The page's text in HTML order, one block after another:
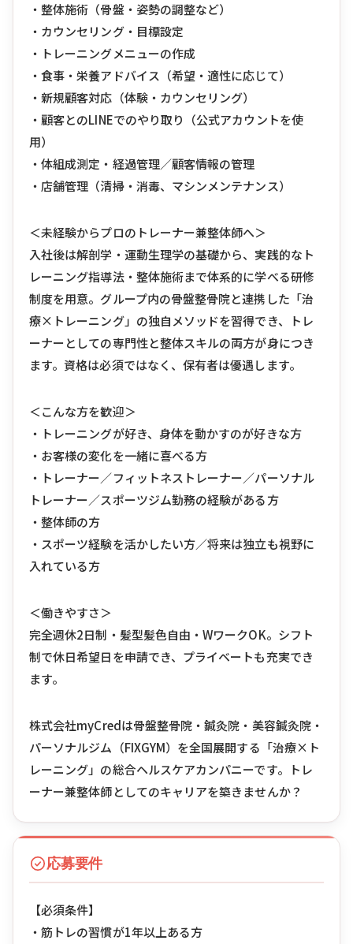
・整体施術（骨盤・姿勢の調整など）
・カウンセリング・目標設定
・トレーニングメニューの作成
・食事・栄養アドバイス（希望・適性に応じて）
・新規顧客対応（体験・カウンセリング）
・顧客とのLINEでのやり取り（公式アカウントを使
用）
・体組成測定・経過管理／顧客情報の管理
・店舗管理（清掃・消毒、マシンメンテナンス）
＜未経験からプロのトレーナー兼整体師へ＞
入社後は解剖学・運動生理学の基礎から、実践的なト
レーニング指導法・整体施術まで体系的に学べる研修
制度を用意。グループ内の骨盤整骨院と連携した「治
療×トレーニング」の独自メソッドを習得でき、トレ
ーナーとしての専門性と整体スキルの両方が身につき
ます。資格は必須ではなく、保有者は優遇します。
＜こんな方を歓迎＞
・トレーニングが好き、身体を動かすのが好きな方
・お客様の変化を一緒に喜べる方
・トレーナー／フィットネストレーナー／パーソナル
トレーナー／スポーツジム勤務の経験がある方
・整体師の方
・スポーツ経験を活かしたい方／将来は独立も視野に
入れている方
＜働きやすさ＞
完全週休2日制・髪型髪色自由・WワークOK。シフト
制で休日希望日を申請でき、プライベートも充実でき
ます。
株式会社myCredは骨盤整骨院・鍼灸院・美容鍼灸院・
パーソナルジム（FIXGYM）を全国展開する「治療×ト
レーニング」の総合ヘルスケアカンパニーです。トレ
ーナー兼整体師としてのキャリアを築きませんか？
応募要件
【必須条件】
・筋トレの習慣が1年以上ある方